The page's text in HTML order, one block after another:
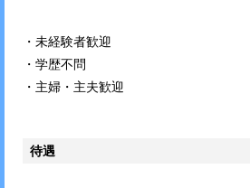
・未経験者歓迎
・学歴不問
・主婦・主夫歓迎
待遇